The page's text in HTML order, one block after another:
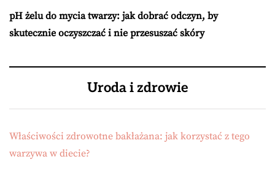
pH żelu do mycia twarzy: jak dobrać odczyn, by
skutecznie oczyszczać i nie przesuszać skóry
Uroda i zdrowie
Właściwości zdrowotne bakłażana: jak korzystać z tego
warzywa w diecie?